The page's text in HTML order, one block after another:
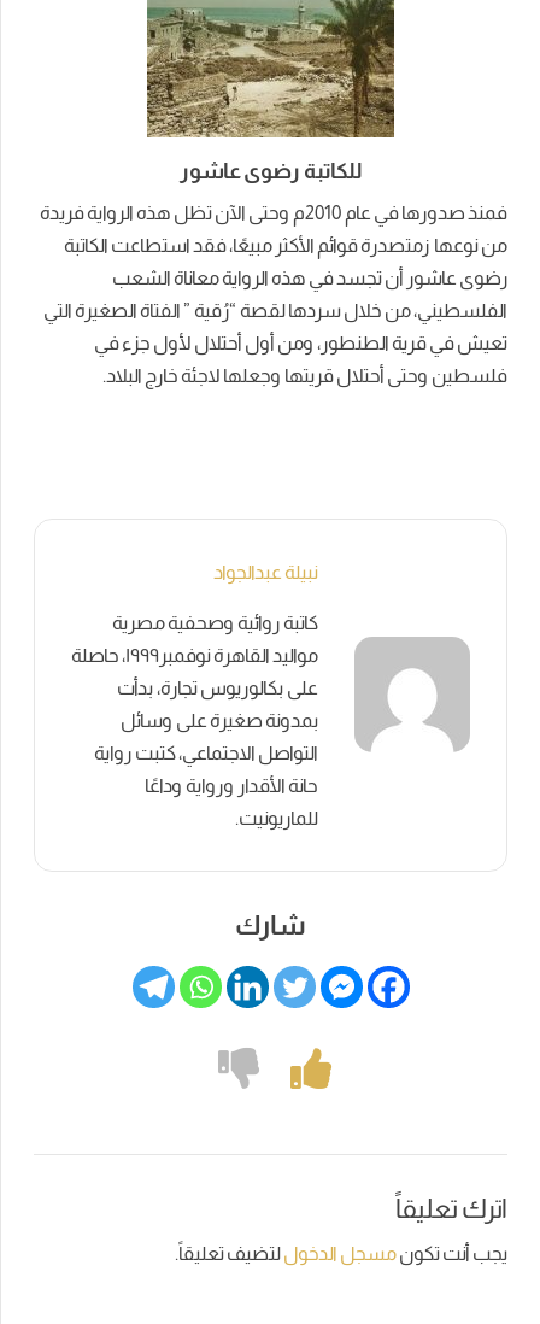
للكاتبة رضوى عاشور
فمنذ صدورها في عام 2010م وحتى الآن تظل هذه الرواية فريدة
من نوعها زمتصدرة قوائم الأكثر مبيعًا، فقد استطاعت الكاتبة
رضوى عاشور أن تجسد في هذه الرواية معاناة الشعب
الفلسطيني، من خلال سردها لقصة “رُقية ” الفتاة الصغيرة التي
تعيش في قرية الطنطور، ومن أول أحتلال لأول جزء في
فلسطين وحتى أحتلال قريتها وجعلها لاجئة خارج البلاد.
نبيلة عبدالجواد
كاتبة روائية وصحفية مصرية
مواليد القاهرة نوفمبر١٩٩٩، حاصلة
على بكالوريوس تجارة، بدأت
بمدونة صغيرة على وسائل
التواصل الاجتماعي، كتبت رواية
حانة الأقدار ورواية وداعًا
للماريونيت.
شارك
اترك تعليقاً
يجب أنت تكونمسجل الدخوللتضيف تعليقاً.